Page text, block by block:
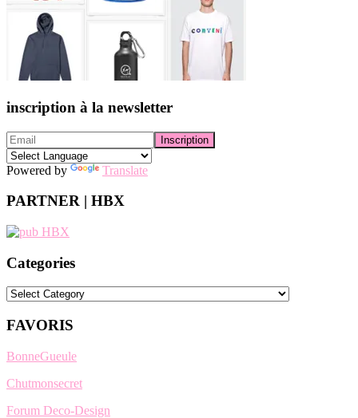
inscription à la newsletter
Powered by Translate
PARTNER | HBX
Categories
Categories
FAVORIS
BonneGueule
Chutmonsecret
Forum Deco-Design